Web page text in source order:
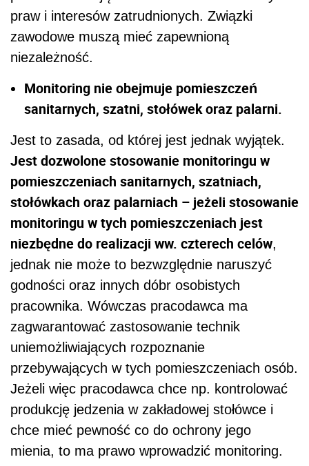
praw i interesów zatrudnionych. Związki
zawodowe muszą mieć zapewnioną
niezależność.
Monitoring nie obejmuje pomieszczeń
sanitarnych, szatni, stołówek oraz palarni.
Jest to zasada, od której jest jednak wyjątek.
Jest dozwolone stosowanie monitoringu w
pomieszczeniach sanitarnych, szatniach,
stołówkach oraz palarniach – jeżeli stosowanie
monitoringu w tych pomieszczeniach jest
niezbędne do realizacji ww. czterech celów,
jednak nie może to bezwzględnie naruszyć
godności oraz innych dóbr osobistych
pracownika. Wówczas pracodawca ma
zagwarantować zastosowanie technik
uniemożliwiających rozpoznanie
przebywających w tych pomieszczeniach osób.
Jeżeli więc pracodawca chce np. kontrolować
produkcję jedzenia w zakładowej stołówce i
chce mieć pewność co do ochrony jego
mienia, to ma prawo wprowadzić monitoring.